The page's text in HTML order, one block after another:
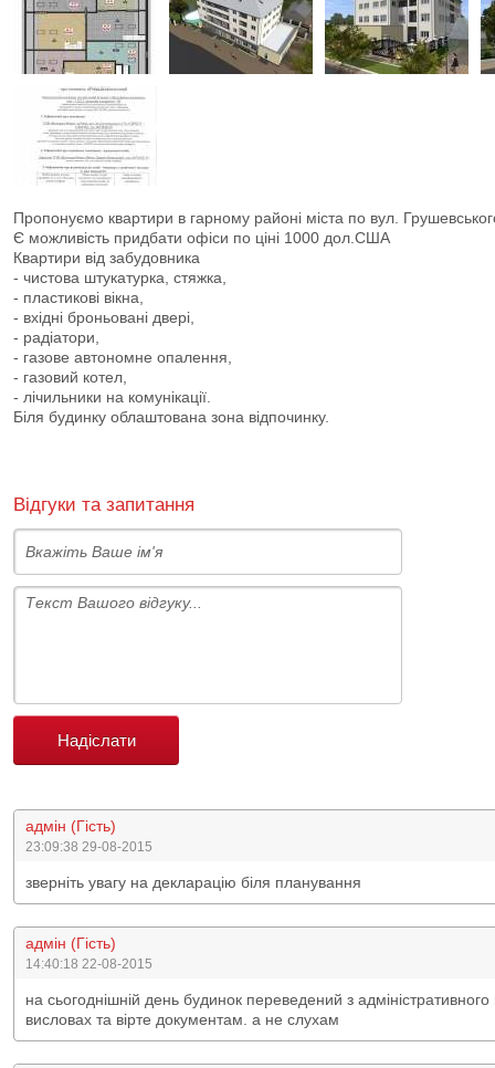
Пропонуємо квартири в гарному районі міста по вул.
Є можливість придбати офіси по ціні 1000 дол.США
Квартири від забудовника
- чистова штукатурка, стяжка,
- пластикові вікна,
- вхідні броньовані двері,
- радіатори,
- газове автономне опалення,
- газовий котел,
- лічильники на комунікації.
Біля будинку облаштована зона відпочинку.
Відгуки та запитання
Надіслати
адмін (Гість)
23:09:38 29-08-2015
зверніть увагу на декларацію біля планування
адмін (Гість)
14:40:18 22-08-2015
на сьогоднішній день будинок переведений з
висловах та вірте документам. а не слухам